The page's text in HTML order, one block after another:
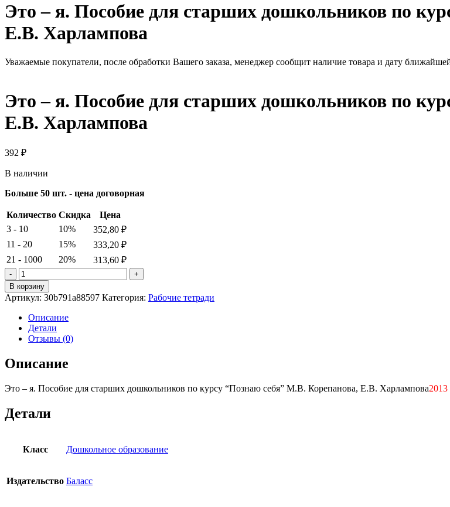
Это – я. Пособие для старших дошкольников по
Е.В. Харлампова
Уважаемые покупатели, после обработки Вашего заказа, менеджер сообщит наличие товара и дату
Это – я. Пособие для старших дошкольников по
Е.В. Харлампова
392 ₽
В наличии
Больше 50 шт. - цена договорная
Количество Скидка
Цена
3 - 10
10% 352,80 ₽
11 - 20
15% 333,20 ₽
21 - 1000
20% 313,60 ₽
Количество
товара
Это
я.
Пособие
для
по
"Познаю
М.В.
Корепанова,
В корзину
Артикул: 30b791a88597 Категория: Рабочие тетради
Описание
Детали
Отзывы (0)
Описание
Это – я. Пособие для старших дошкольников по курсу “Познаю себя” М.В. Корепанова, Е.В. Харлампова2013
Детали
Класс Дошкольное образование
Издательство Баласс